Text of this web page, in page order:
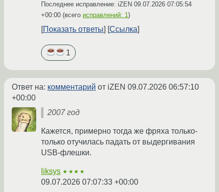
Последнее исправление: iZEN 09.07.2026 07:05:54
+00:00 (всего исправлений: 1)
Показать ответы Ссылка
1
Ответ на: комментарий от iZEN 09.07.2026 06:57:10
+00:00
2007 год
Кажется, примерно тогда же фряха только-
только отучилась падать от выдергивания
USB-флешки.
liksys ★★★★
09.07.2026 07:07:33 +00:00